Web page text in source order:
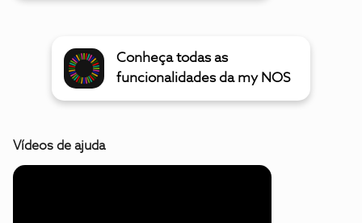
Conheça todas as
funcionalidades da my NOS
Vídeos de ajuda